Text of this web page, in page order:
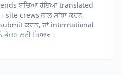
ਬਚਿਆ ਹੋਇਆ translated
crews ਨਾਲ ਸਾਂਝਾ ਕਰਨ,
ਕਰਨ, ਜਾਂ international
ਭੇਜਣ ਲਈ ਤਿਆਰ।